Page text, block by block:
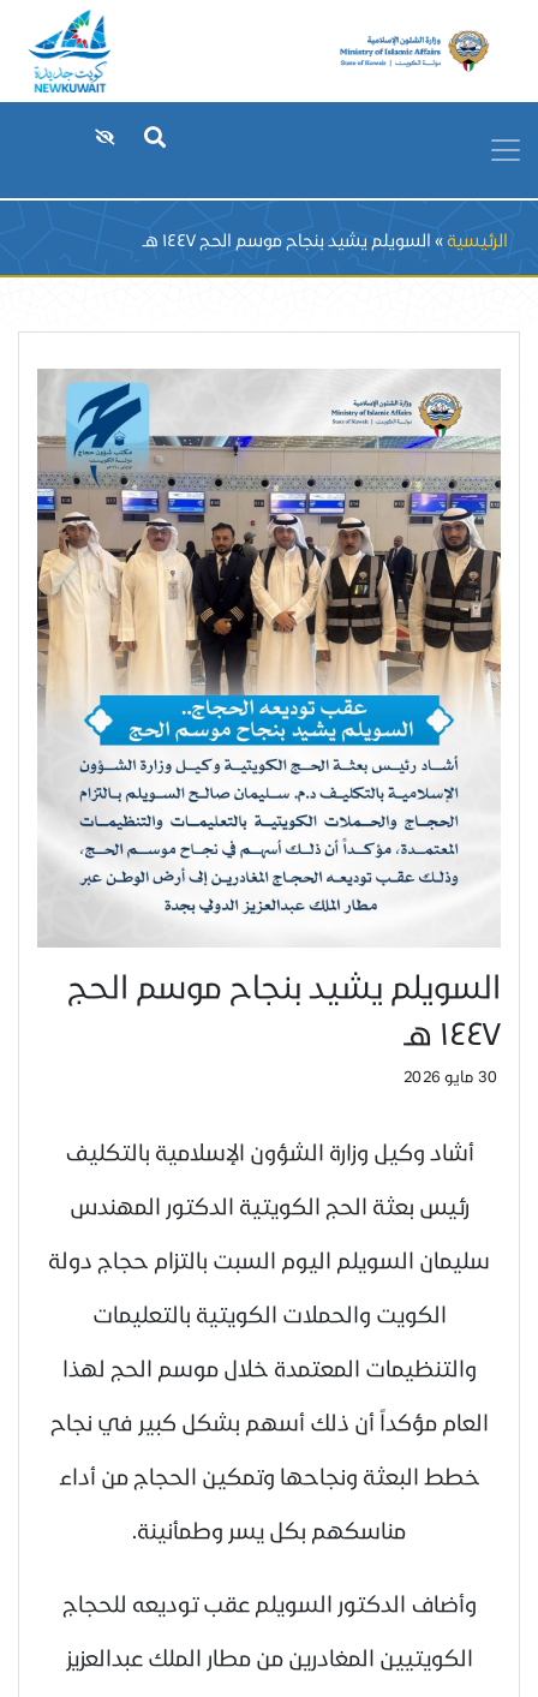
Breadcrumb
الرئيسية السويلم يشيد بنجاح موسم الحج ١٤٤٧ هـ
السويلم يشيد بنجاح موسم الحج
١٤٤٧ هـ
30 مايو 2026
أشاد وكيل وزارة الشؤون الإسلامية بالتكليف
رئيس بعثة الحج الكويتية الدكتور المهندس
سليمان السويلم اليوم السبت بالتزام حجاج دولة
الكويت والحملات الكويتية بالتعليمات
والتنظيمات المعتمدة خلال موسم الحج لهذا
العام مؤكداً أن ذلك أسهم بشكل كبير في نجاح
خطط البعثة ونجاحها وتمكين الحجاج من أداء
مناسكهم بكل يسر وطمأنينة.
وأضاف الدكتور السويلم عقب توديعه للحجاج
الكويتيين المغادرين من مطار الملك عبدالعزيز